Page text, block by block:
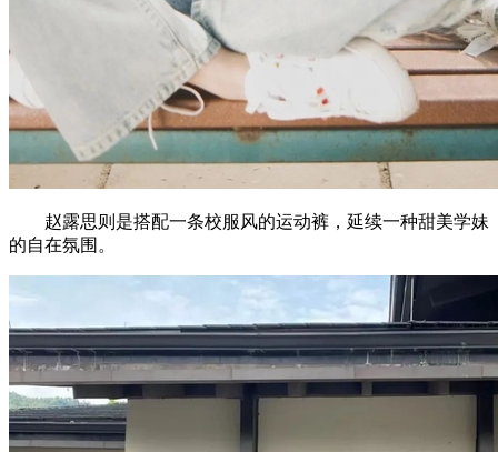
赵露思则是搭配一条校服风的运动裤，延续一种甜美学妹
的自在氛围。